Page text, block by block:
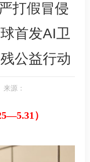
打假冒侵
首发AI卫
公益行动
来源：
）